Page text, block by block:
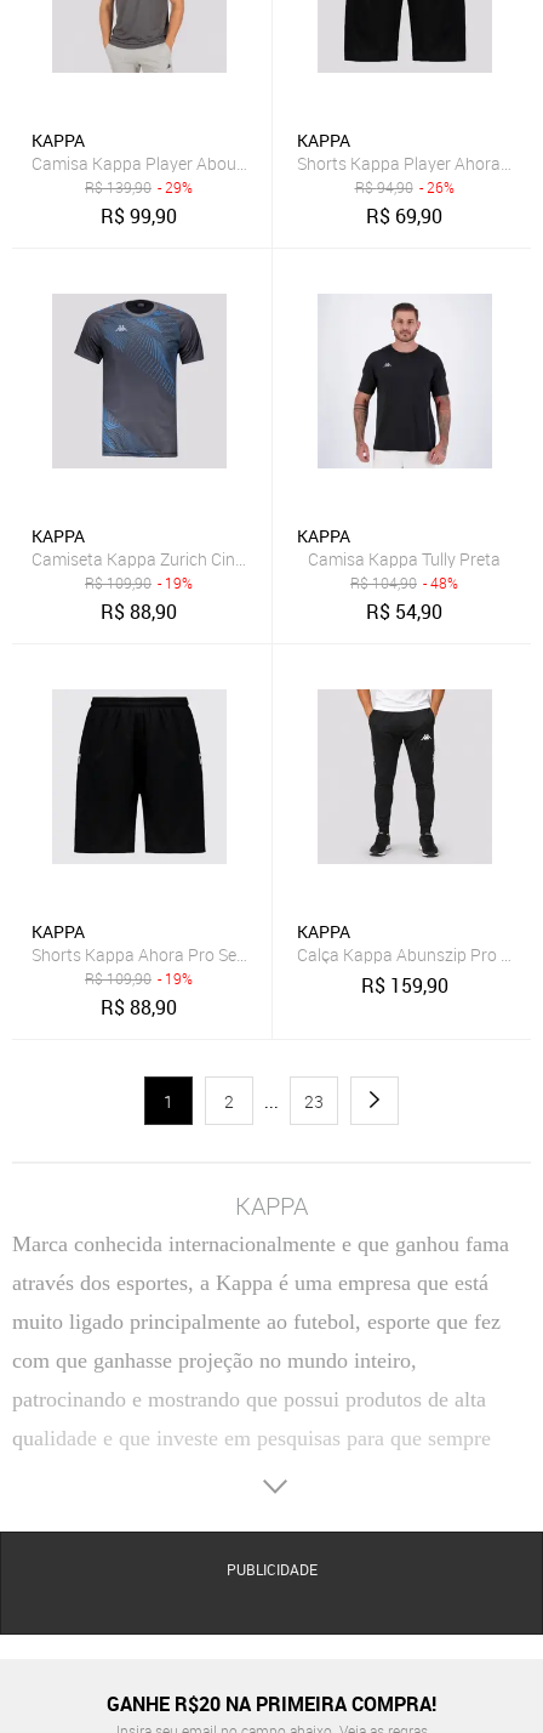
KAPPA
Camisa Kappa Player Abou Pro Seven Cinza
R$139,90 - 29%
R$99,90
KAPPA
Shorts Kappa Player Ahora Pro
R$94,90 - 26%
R$ 69,90
KAPPA
Camiseta Kappa Zurich Cinza Escuro
R$109,90 - 19%
R$88,90
KAPPA
Camisa Kappa Tully Preta
R$104,90 - 48%
R$ 54,90
KAPPA
Shorts Kappa Ahora Pro Seven Com Bolso I Preto
R$109,90 - 19%
R$88,90
KAPPA
Calça Kappa Abunszip Pro
R$ 159,90
1 2 ... 23
KAPPA
Marca conhecida internacionalmente e que ganhou fama
através dos esportes, a Kappa é uma empresa que está
muito ligado principalmente ao futebol, esporte que fez
com que ganhasse projeção no mundo inteiro,
patrocinando e mostrando que possui produtos de alta
qualidade e que investe em pesquisas para que sempre
possa estar trazendo o melhor para seus clientes.
logotipo tão conhecido e receber o nome que possui
meias e peças íntimas no país em que nasceu, Itália.
PUBLICIDADE
GANHE R$20 NA PRIMEIRA COMPRA!